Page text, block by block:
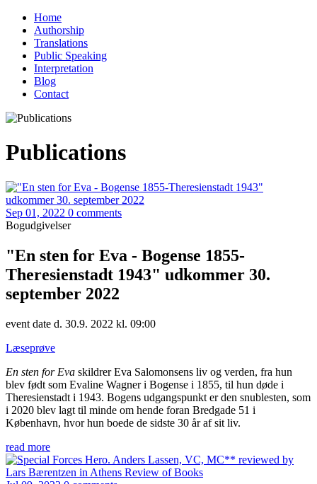
content
Primær
navigation
Home
Authorship
Translations
Public Speaking
Interpretation
Blog
Contact
Publications
Sep 01, 2022 0 comments
Bogudgivelser
"En sten for Eva - Bogense 1855-
Theresienstadt 1943" udkommer 30.
september 2022
event date d. 30.9. 2022 kl. 09:00
Læseprøve
En sten for Eva skildrer Eva Salomonsens liv og verden, fra hun
blev født som Evaline Wagner i Bogense i 1855, til hun døde i
Theresienstadt i 1943. Bogens udgangspunkt er den snublesten, som
i 2020 blev lagt til minde om hende foran Bredgade 51 i
København, hvor hun boede de sidste 30 år af sit liv.
read more